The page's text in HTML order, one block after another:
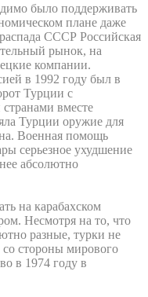
было поддерживать
плане даже
СССР Российская
рынок, на
компании.
в 1992 году был в
Турции с
вместе
Турции оружие для
Военная помощь
серьезное ухудшение
абсолютно
на карабахском
Несмотря на то, что
разные, турки не
стороны мирового
в 1974 году в